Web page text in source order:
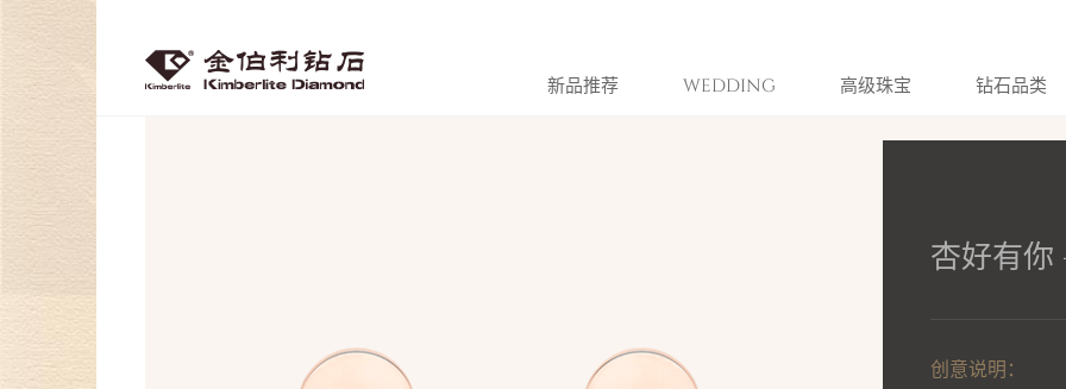
新品推荐 WEDDING 高级珠宝 钻石品类
杏好有你
创意说明：